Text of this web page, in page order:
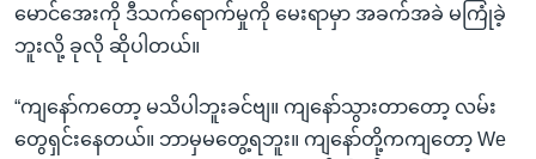
မောင်အေးကို ဒီသက်ရောက်မှုကို မေးရာမှာ အခက်အခဲ မကြုံခဲ့
ဘူးလို့ ခုလို ဆိုပါတယ်။
“ကျနော်ကတော့ မသိပါဘူးခင်ဗျ။ ကျနော်သွားတာတော့ လမ်း
တွေရှင်းနေတယ်။ ဘာမှမတွေ့ရဘူး။ ကျနော်တို့ကကျတော့ We